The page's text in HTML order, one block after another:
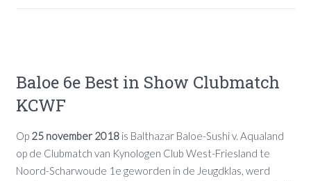
Baloe 6e Best in Show Clubmatch
KCWF
Op 25 november 2018is Balthazar Baloe-Sushi v. Aqualand
op de Clubmatch van Kynologen Club West-Friesland te
Noord-Scharwoude 1e geworden in de Jeugdklas, werd